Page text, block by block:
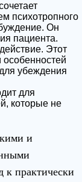
психотропного
Он
пациента.
Этот
особенностей
убеждения
для
которые не
и
к практически